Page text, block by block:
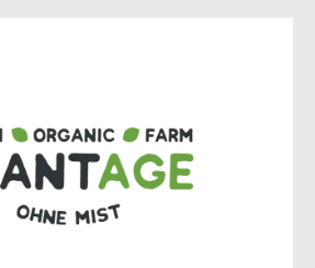
Chaussee 76c
Frankfurt (Oder)
Zur Website